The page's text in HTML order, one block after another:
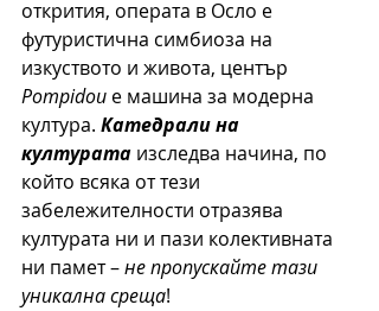
открития, операта в Осло е
футуристична симбиоза на
изкуството и живота, център
Pompidou е машина за модерна
култура. Катедрали на
културата изследва начина, по
който всяка от тези
забележителности отразява
културата ни и пази колективната
ни памет – не пропускайте тази
уникална среща!